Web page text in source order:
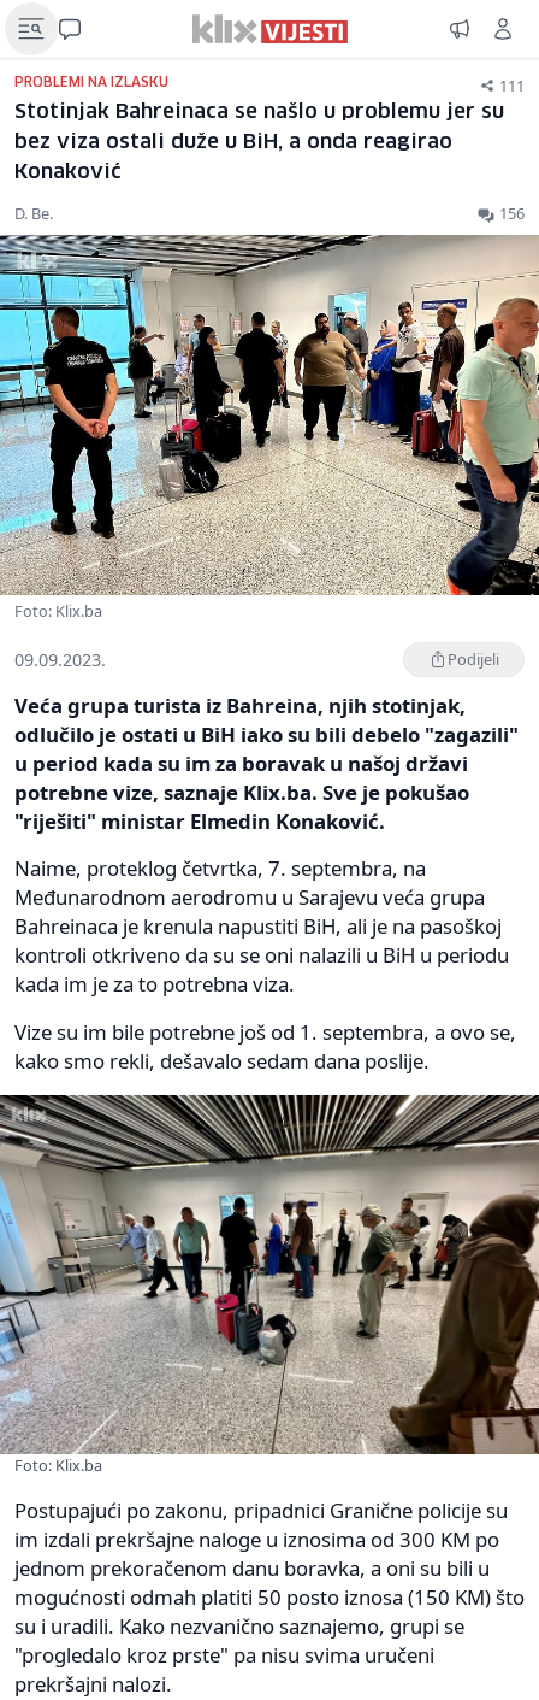
PROBLEMI NA IZLASKU 111
Stotinjak Bahreinaca se našlo u problemu jer su
bez viza ostali duže u BiH, a onda reagirao
Konaković
D. Be. 156
Foto: Klix.ba
09.09.2023. Podijeli
Veća grupa turista iz Bahreina, njih stotinjak,
odlučilo je ostati u BiH iako su bili debelo "zagazili"
u period kada su im za boravak u našoj državi
potrebne vize, saznaje Klix.ba. Sve je pokušao
"riješiti" ministar Elmedin Konaković.
Naime, proteklog četvrtka, 7. septembra, na
Međunarodnom aerodromu u Sarajevu veća grupa
Bahreinaca je krenula napustiti BiH, ali je na pasoškoj
kontroli otkriveno da su se oni nalazili u BiH u periodu
kada im je za to potrebna viza.
Vize su im bile potrebne još od 1. septembra, a ovo se,
kako smo rekli, dešavalo sedam dana poslije.
Foto: Klix.ba
Postupajući po zakonu, pripadnici Granične policije su
im izdali prekršajne naloge u iznosima od 300 KM po
jednom prekoračenom danu boravka, a oni su bili u
mogućnosti odmah platiti 50 posto iznosa (150 KM) što
su i uradili. Kako nezvanično saznajemo, grupi se
"progledalo kroz prste" pa nisu svima uručeni
prekršajni nalozi.